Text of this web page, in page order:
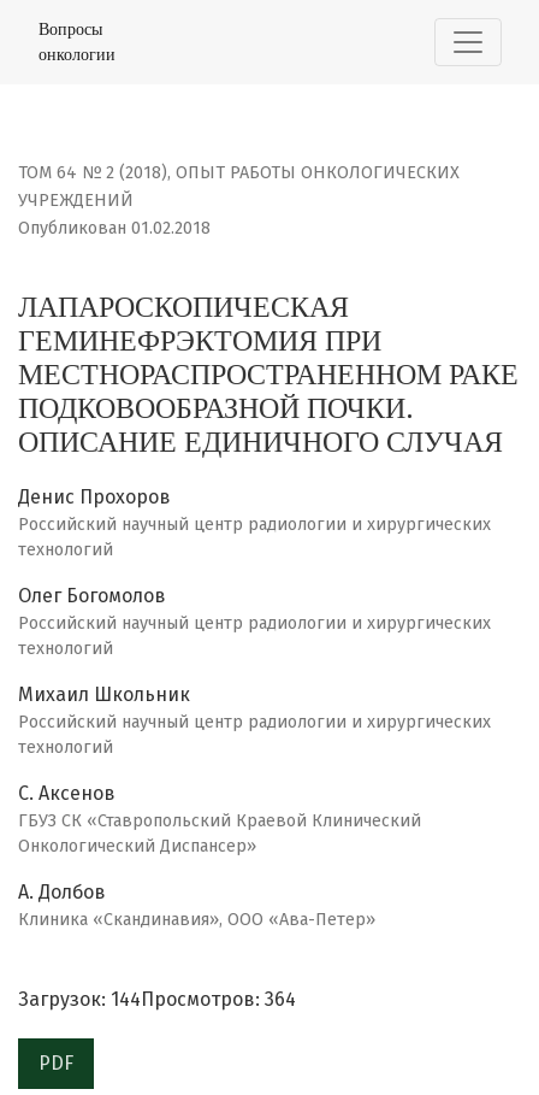
ЛАПАРОСКОПИЧЕСКАЯ ГЕМИНЕФРЭКТОМИЯ ПРИ
Вопросы
онкологии
ТОМ 64 № 2 (2018), ОПЫТ РАБОТЫ ОНКОЛОГИЧЕСКИХ
УЧРЕЖДЕНИЙ
ЛАПАРОСКОПИЧЕСКАЯ
ГЕМИНЕФРЭКТОМИЯ ПРИ
МЕСТНОРАСПРОСТРАНЕННОМ РАКЕ
ПОДКОВООБРАЗНОЙ ПОЧКИ.
ОПИСАНИЕ ЕДИНИЧНОГО СЛУЧАЯ
Опубликован 01.02.2018
Денис Прохоров
Российский научный центр радиологии и хирургических
технологий
Олег Богомолов
Российский научный центр радиологии и хирургических
технологий
Михаил Школьник
Российский научный центр радиологии и хирургических
технологий
С. Аксенов
ГБУЗ СК «Ставропольский Краевой Клинический
Онкологический Диспансер»
А. Долбов
Клиника «Скандинавия», ООО «Ава-Петер»
Загрузок: 144 Просмотров: 364
PDF